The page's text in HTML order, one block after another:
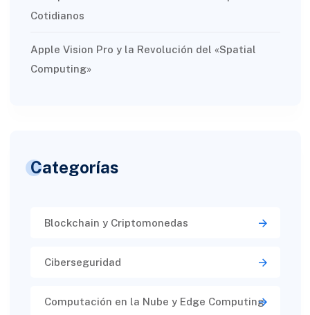
Cotidianos
Apple Vision Pro y la Revolución del «Spatial
Computing»
Categorías
Blockchain y Criptomonedas
Ciberseguridad​
Computación en la Nube y Edge Computing